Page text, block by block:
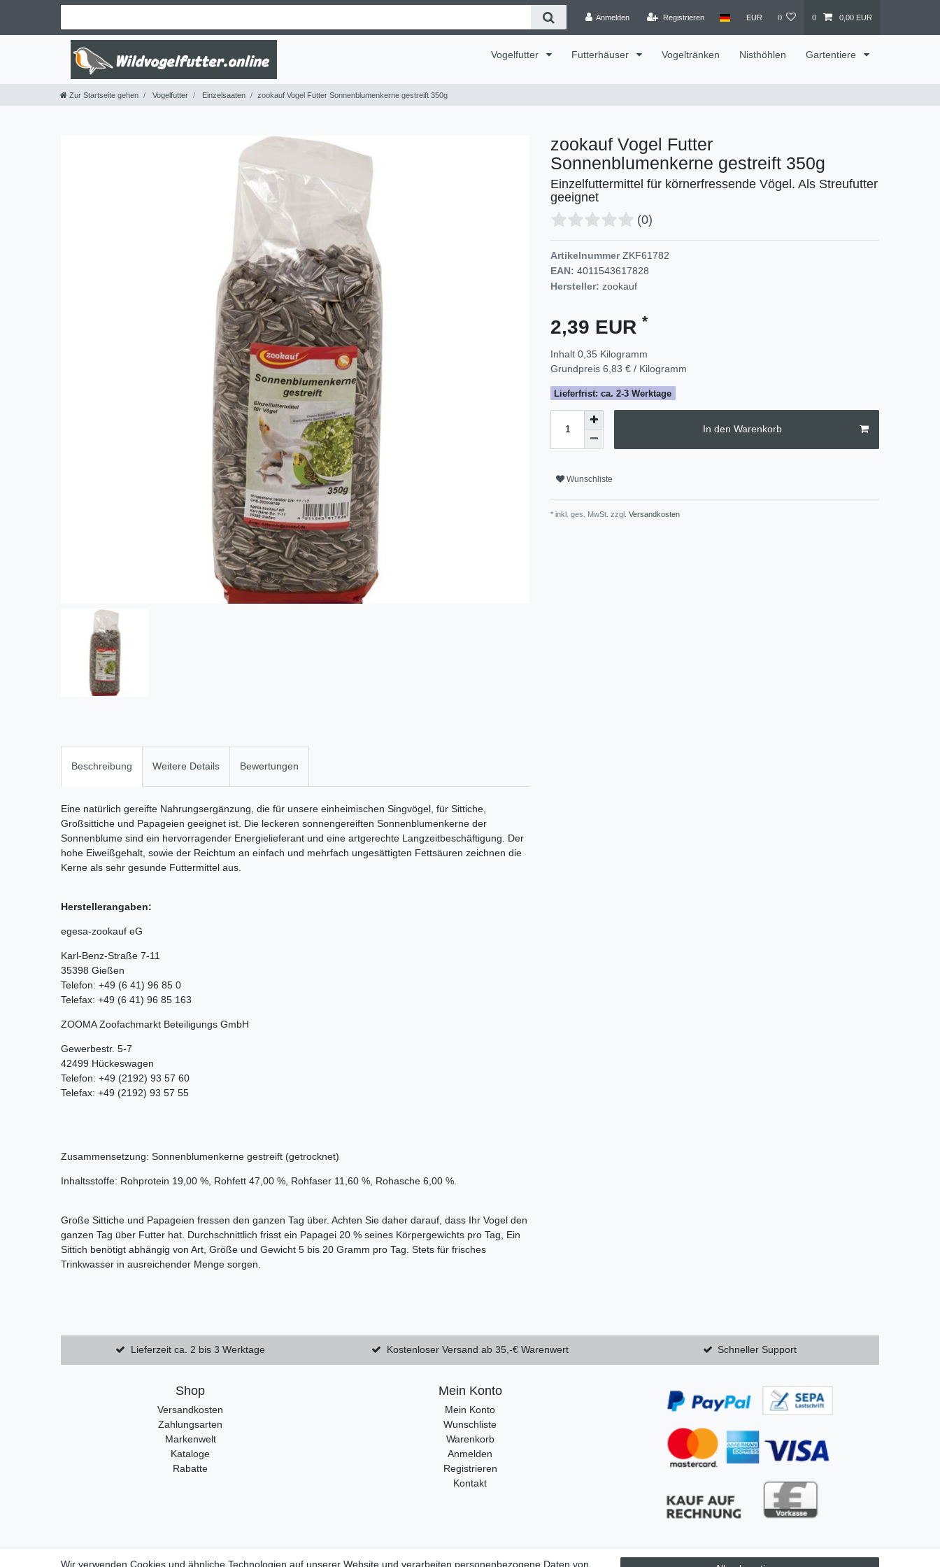
Anmelden Registrieren EUR 0 0 0,00 EUR
Vogelfutter Futterhäuser Vogeltränken Nisthöhlen Gartentiere
Zur Startseite gehen Vogelfutter Einzelsaaten zookauf Vogel Futter Sonnenblumenkerne gestreift 350g
zookauf Vogel Futter
Sonnenblumenkerne gestreift 350g
Einzelfuttermittel für körnerfressende Vögel. Als Streufutter
geeignet
(0)
ArtikelnummerZKF61782
EAN: 4011543617828
Hersteller: zookauf
2,39 EUR *
Inhalt 0,35 Kilogramm
Grundpreis 6,83 € / Kilogramm
Lieferfrist: ca. 2-3 Werktage
In den Warenkorb
Wunschliste
* inkl. ges. MwSt. zzgl. Versandkosten
Beschreibung Weitere Details Bewertungen
Eine natürlich gereifte Nahrungsergänzung, die für unsere einheimischen Singvögel, für Sittiche,
Großsittiche und Papageien geeignet ist. Die leckeren sonnengereiften Sonnenblumenkerne der
Sonnenblume sind ein hervorragender Energielieferant und eine artgerechte Langzeitbeschäftigung. Der
hohe Eiweißgehalt, sowie der Reichtum an einfach und mehrfach ungesättigten Fettsäuren zeichnen die
Kerne als sehr gesunde Futtermittel aus.
Herstellerangaben:
egesa-zookauf eG
Karl-Benz-Straße 7-11
35398 Gießen
Telefon: +49 (6 41) 96 85 0
Telefax: +49 (6 41) 96 85 163
ZOOMA Zoofachmarkt Beteiligungs GmbH
Gewerbestr. 5-7
42499 Hückeswagen
Telefon: +49 (2192) 93 57 60
Telefax: +49 (2192) 93 57 55
Zusammensetzung: Sonnenblumenkerne gestreift (getrocknet)
Inhaltsstoffe: Rohprotein 19,00 %, Rohfett 47,00 %, Rohfaser 11,60 %, Rohasche 6,00 %.
Große Sittiche und Papageien fressen den ganzen Tag über. Achten Sie daher darauf, dass Ihr Vogel den
ganzen Tag über Futter hat. Durchschnittlich frisst ein Papagei 20 % seines Körpergewichts pro Tag, Ein
Sittich benötigt abhängig von Art, Größe und Gewicht 5 bis 20 Gramm pro Tag. Stets für frisches
Trinkwasser in ausreichender Menge sorgen.
Lieferzeit ca. 2 bis 3 Werktage Kostenloser Versand ab 35,-€ Warenwert Schneller Support
Shop
Versandkosten
Zahlungsarten
Markenwelt
Kataloge
Rabatte
Mein Konto
Mein Konto
Wunschliste
Warenkorb
Anmelden
Registrieren
Kontakt
Wir verwenden Cookies und ähnliche Technologien auf unserer Website und verarbeiten personenbezogene Daten von